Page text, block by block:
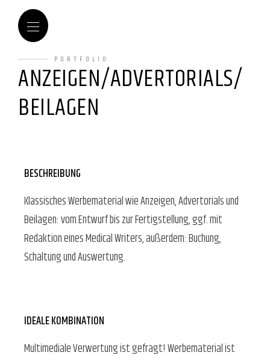
PORTFOLIO
ANZEIGEN/ADVERTORIALS/
BEILAGEN
BESCHREIBUNG
Klassisches Werbematerial wie Anzeigen, Advertorials und
Beilagen: vom Entwurf bis zur Fertigstellung, ggf. mit
Redaktion eines Medical Writers, außerdem: Buchung,
Schaltung und Auswertung.
IDEALE KOMBINATION
Multimediale Verwertung ist gefragt! Werbematerial ist